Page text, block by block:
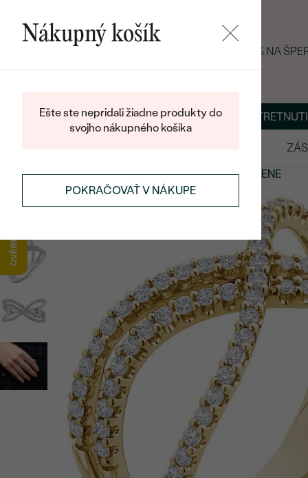
LETNÝ BLACK FRIDAY: −25 % NA
BLOGŠPERKY NA MIERU DOHODNÚŤ
PRSTENEETERNITY PRSTENEZLATÉ ETERNITY PRSTENE
Nákupný košík
Ešte ste nepridali žiadne produkty do
svojho nákupného košíka
POKRAČOVAŤ V NÁKUPE